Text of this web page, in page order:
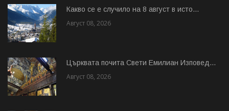
Какво се е случило на 8 август в исто...
Август 08, 2026
Църквата почита Свeти Емилиан Изповед...
Август 08, 2026